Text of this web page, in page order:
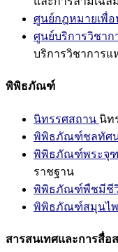
ศูนย์กฎหมายเพื่
ศูนย์บริการวิชา
บริการวิชาการ
พิพิธภัณฑ์
นิทรรศสถาน นิท
พิพิธภัณฑ์ชลทัศ
พิพิธภัณฑ์พระจุฑ
ราชฐาน
พิพิธภัณฑ์พืชมีชี
พิพิธภัณฑ์สมุนไ
สารสนเทศและการสื่อ